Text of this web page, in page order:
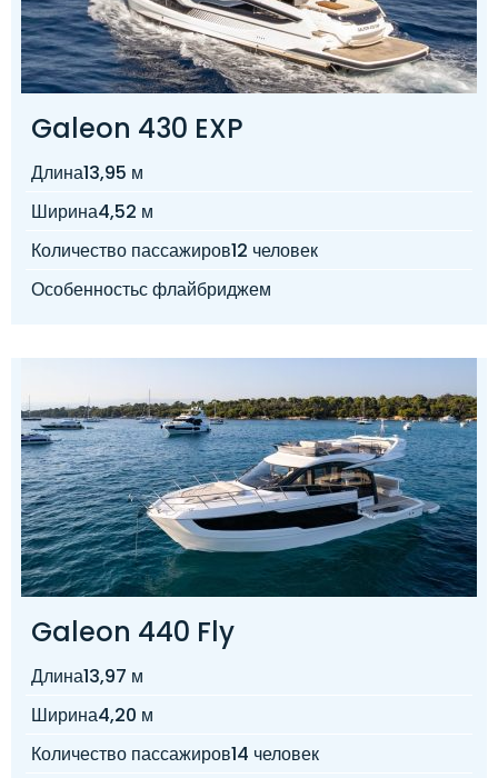
Galeon 430 EXP
Длина13,95 м
Ширина4,52 м
Количество пассажиров12 человек
Особенностьс флайбриджем
Galeon 440 Fly
Длина13,97 м
Ширина4,20 м
Количество пассажиров14 человек